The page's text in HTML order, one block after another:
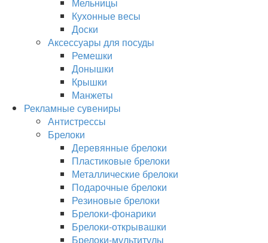
Кухонные весы
Доски
Аксессуары для посуды
Ремешки
Донышки
Крышки
Манжеты
Рекламные сувениры
Антистрессы
Брелоки
Деревянные брелоки
Пластиковые брелоки
Металлические брелоки
Подарочные брелоки
Резиновые брелоки
Брелоки-фонарики
Брелоки-открывашки
Брелоки-мультитулы